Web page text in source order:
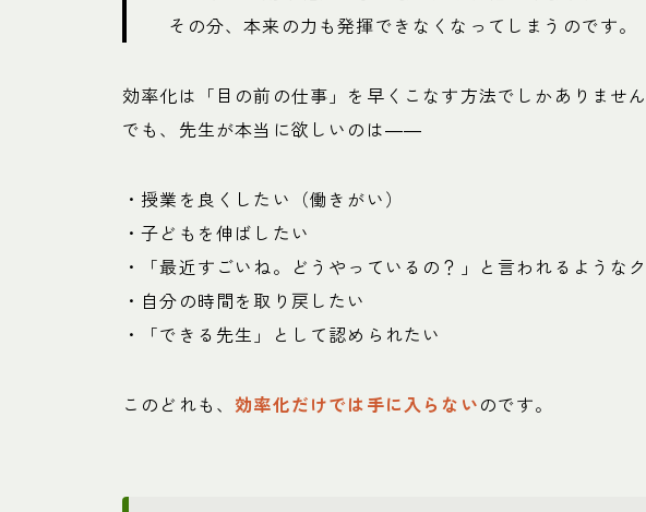
その分、本来の力も発揮できなくなってしまうのです。
効率化は「目の前の仕事」を早くこなす方法でしかありません
でも、先生が本当に欲しいのは――
・授業を良くしたい（働きがい）
・子どもを伸ばしたい
・「最近すごいね。どうやっているの？」と言われるような
・自分の時間を取り戻したい
・「できる先生」として認められたい
このどれも、 効率化だけでは手に入らないのです。